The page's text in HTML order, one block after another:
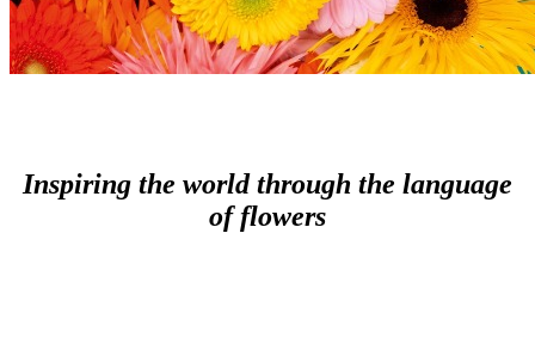
Inspiring the world through the language
of flowers